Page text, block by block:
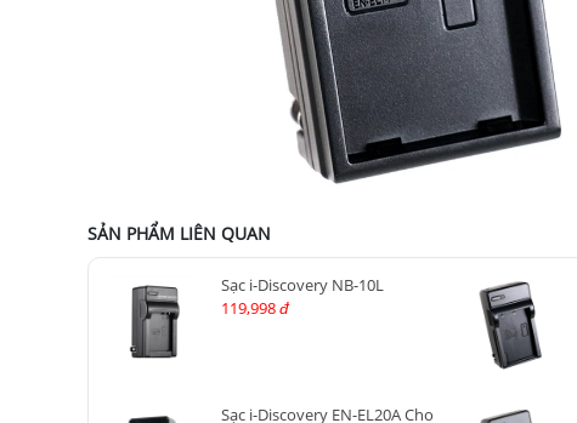
SẢN PHẨM LIÊN QUAN
Sạc i-Discovery NB-10L
119,998 đ
Sạc i-Discovery EN-EL20A Cho